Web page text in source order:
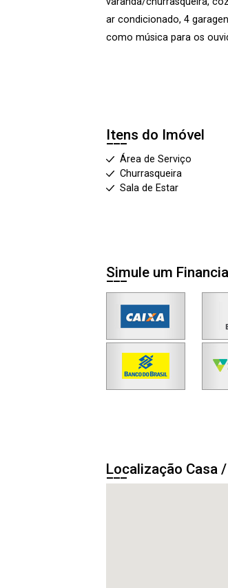
ar condicionado, 4
como música para os
Itens do Imóvel
Área de Serviço
Churrasqueira
Sala de Estar
Simule um
Localização Casa